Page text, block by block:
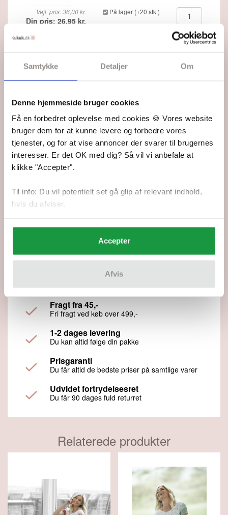
Samtykke Detaljer Om
Denne hjemmeside bruger cookies
Få en forbedret oplevelse med cookies 🍪 Vores website
bruger dem for at kunne levere og forbedre vores
tjenester, og for at vise annoncer der svarer til brugernes
interesser. Er det OK med dig? Så vil vi anbefale at
klikke "Accepter".
Til info: Du vil potentielt set gå glip af relevant indhold,
hvis du afviser.
Accepter
Afvis
Vejl. pris: 36,00 kr.
Din pris: 26,95 kr.
På lager (+20 stk.)
Fjern
"Vera" Top - Viking Design 2011-1C Kit - XS-XXXL -
Viking Bambino
Din pris: 39,95 kr.
På lager
Dansk oversættelse er vedlagt.
Fremragende 5 ud af 5 stjerner
Fragt fra 45,-
Fri fragt ved køb over 499,-
1-2 dages levering
Du kan altid følge din pakke
Prisgaranti
Du får altid de bedste priser på samtlige varer
Udvidet fortrydelsesret
Du får 90 dages fuld returret
Relaterede produkter